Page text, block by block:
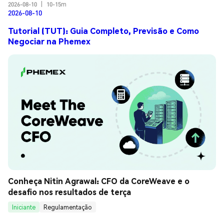
2026-08-10
10-15m
2026-08-10
Tutorial (TUT): Guia Completo, Previsão e Como
Negociar na Phemex
Conheça Nitin Agrawal: CFO da CoreWeave e o
desafio nos resultados de terça
Iniciante
Regulamentação